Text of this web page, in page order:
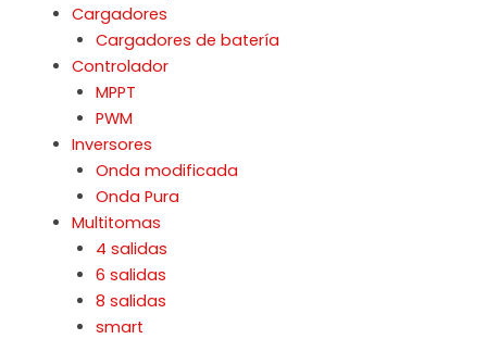
Cargadores
Cargadores de batería
Controlador
MPPT
PWM
Inversores
Onda modificada
Onda Pura
Multitomas
4 salidas
6 salidas
8 salidas
smart